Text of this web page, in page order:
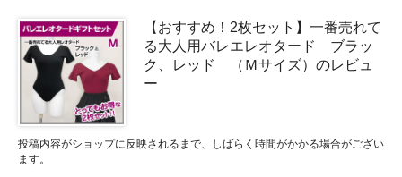
【おすすめ！2枚セット】一番売れて
る大人用バレエレオタード ブラッ
ク、レッド （Ｍサイズ）のレビュ
ー
投稿内容がショップに反映されるまで、しばらく時間がかかる場合がござい
ます。